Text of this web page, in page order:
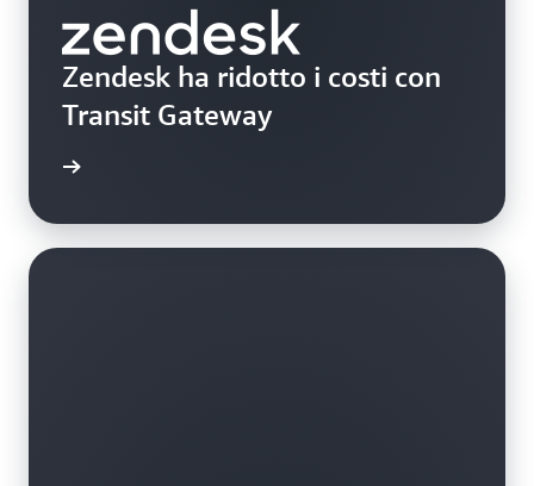
Zendesk ha ridotto i costi con
Transit Gateway